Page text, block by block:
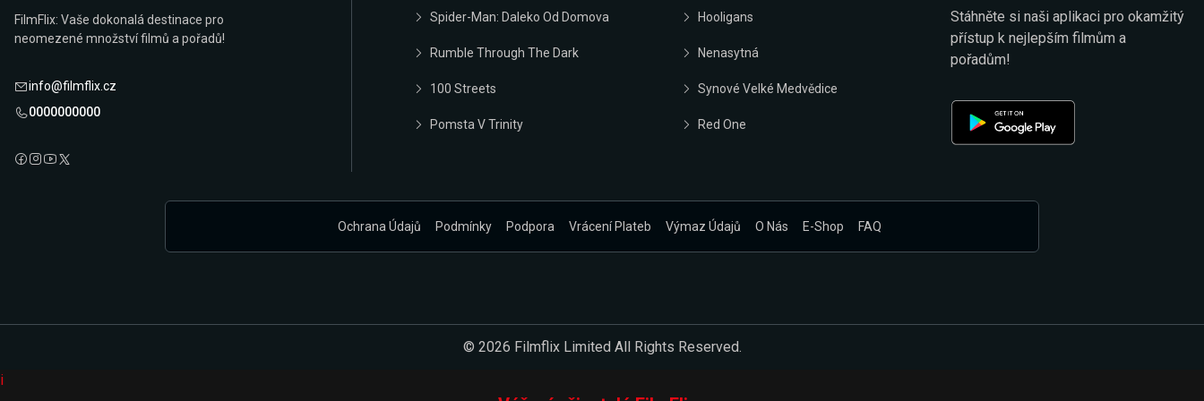
FilmFlix: Vaše dokonalá destinace pro
neomezené množství filmů a pořadů!
info@filmflix.cz
0000000000
Spider-Man: Daleko Od Domova
Rumble Through The Dark
100 Streets
Pomsta V Trinity
Hooligans
Nenasytná
Synové Velké Medvědice
Red One
Stáhněte si naši aplikaci pro okamžitý
přístup k nejlepším filmům a
pořadům!
Ochrana Údajů Podmínky Podpora Vrácení Plateb Výmaz Údajů O Nás E-Shop FAQ
© 2026 Filmflix Limited All Rights Reserved.
i